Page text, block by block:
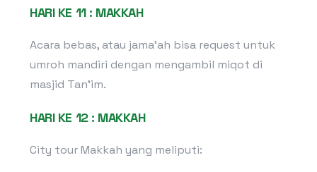
HARI KE 11 : MAKKAH
Acara bebas, atau jama’ah bisa request untuk
umroh mandiri dengan mengambil miqot di
masjid Tan’im.
HARI KE 12 : MAKKAH
City tour Makkah yang meliputi: